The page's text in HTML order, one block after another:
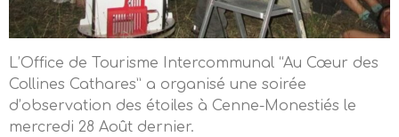
L’Office de Tourisme Intercommunal “Au Cœur des
Collines Cathares” a organisé une soirée
d’observation des étoiles à Cenne-Monestiés le
mercredi 28 Août dernier.